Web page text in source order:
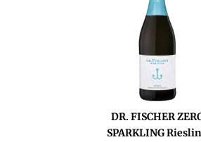
DR. FISCHER
SPARKLING